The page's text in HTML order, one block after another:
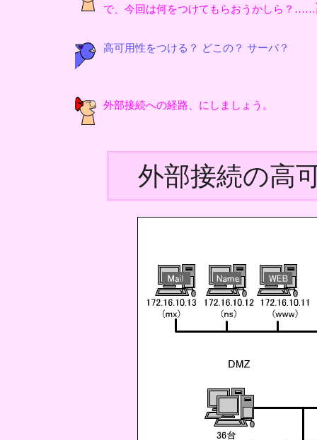
で、今回は何をつけてもらおうかしら？……
高可用性をつける？ どこの？ サーバ？
外部接続への経路、にしましょう。
外部接続の高